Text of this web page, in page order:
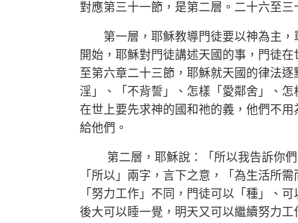
對應第三十一節，是第二層。二十六至三
第一層，耶穌教導門徒要以神為主，
開始，耶穌對門徒講述天國的事，門徒
至第六章二十三節，耶穌就天國的律法
淫」、「不背誓」、怎樣「愛鄰舍」、
在世上要先求神的國和祂的義，他們不
給他們。
第二層，耶穌說：「所以我告訴你們
「所以」兩字，言下之意，「為生活所
「努力工作」不同，門徒可以「種」、
後大可以睡一覺，明天又可以繼續努力